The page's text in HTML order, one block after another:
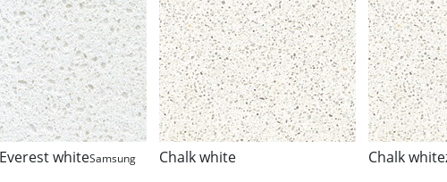
whiteSamsung
Chalk white Chalk white